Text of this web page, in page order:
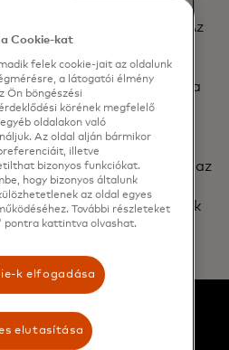
néhány évben a
a szenvedélyeket a céllal. Az
amelyek tükrözik egy
aStand Up to Cancer
való pénzgyűjtésen át a
programmal való
indítottunk,
és a
Az év elején bevezettük az
a vakoknak és
fizethessenek
Cookie-kat
felek cookie-jait az oldalunk
a látogatói élmény
Ön böngészési
körének megfelelő
oldalakon való
Az oldal alján bármikor
illetve
bizonyos funkciókat.
hogy bizonyos általunk
az oldal egyes
További részleteket
pontra kattintva olvashat.
k elfogadása
elutasítása